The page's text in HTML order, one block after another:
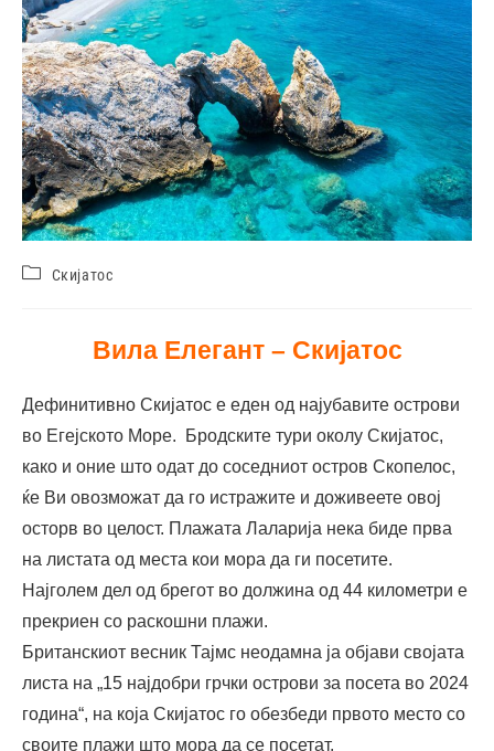
Скијатос
Вила Елегант – Скијатос
Дефинитивно Скијатос е еден од најубавите острови
во Егејското Море. Бродските тури околу Скијатос,
како и оние што одат до соседниот остров Скопелос,
ќе Ви овозможат да го истражите и доживеете овој
осторв во целост. Плажата Лаларија нека биде прва
на листата од места кои мора да ги посетите.
Најголем дел од брегот во должина од 44 километри е
прекриен со раскошни плажи.
Британскиот весник Тајмс неодамна ја објави својата
листа на „15 најдобри грчки острови за посета во 2024
година“, на која Скијатос го обезбеди првото место со
своите плажи што мора да се посетат.